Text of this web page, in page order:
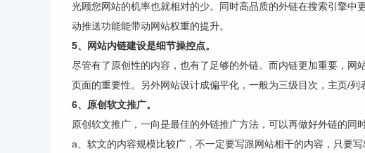
光顾您网站的机率也就相对的少。同时高品质的外链在搜索引擎
动推送功能能带动网站权重的提升。
5、网站内链建设是细节操控点。
尽管有了原创性的内容，也有了足够的外链。而内链更加重要，
页面的重要性。另外网站设计成偏平化，一般为三级目次，主页/列
6、原创软文推广。
原创软文推广，一向是最佳的外链推广方法，可以再做好外链的同
a、软文的内容规模比较广，不一定要写跟网站相干的内容，只要